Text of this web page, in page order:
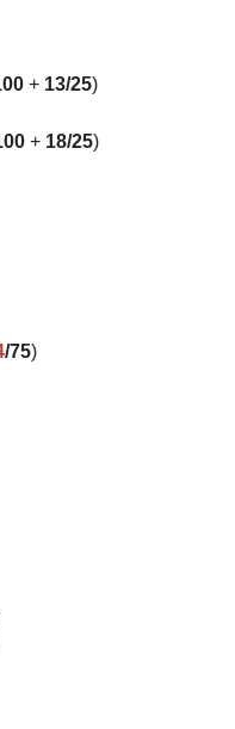
+ 13/25)
+ 18/25)
/75)